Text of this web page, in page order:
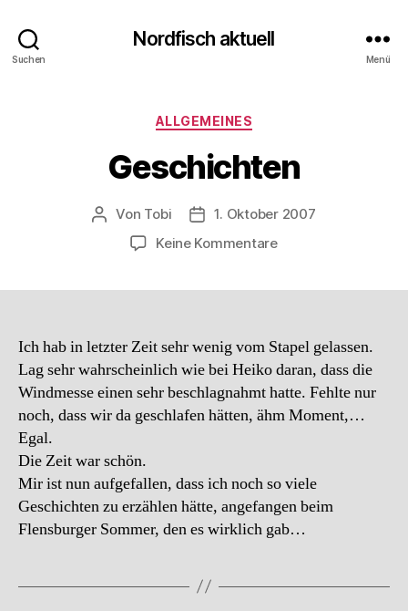
Suchen
Nordfisch aktuell
Menü
Kategorien
ALLGEMEINES
Geschichten
Beitragsautor
Von Tobi Beitragsdatum
1. Oktober 2007
Keine Kommentarezu
Ich hab in letzter Zeit sehr wenig vom Stapel gelassen.
Lag sehr wahrscheinlich wie bei Heiko daran, dass die
Windmesse einen sehr beschlagnahmt hatte. Fehlte nur
noch, dass wir da geschlafen hätten, ähm Moment,…
Egal.
Die Zeit war schön.
Mir ist nun aufgefallen, dass ich noch so viele
Geschichten zu erzählen hätte, angefangen beim
Flensburger Sommer, den es wirklich gab…